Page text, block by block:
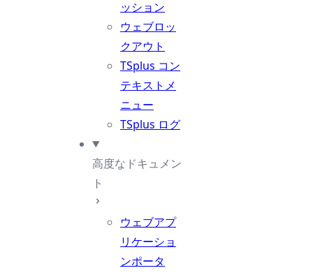
ッション
ウェブロッ
クアウト
TSplus コン
テキストメ
ニュー
TSplus ログ
高度なドキュメン
ト
ウェブアプ
リケーショ
ンポータ